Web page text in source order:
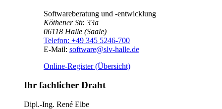
Softwareberatung und -entwicklung
Köthener Str. 33a
06118 Halle (Saale)
Telefon: +49 345 5246-700
E-Mail: software@slv-halle.de
Online-Register (Übersicht)
Ihr fachlicher Draht
Dipl.-Ing. René Elbe